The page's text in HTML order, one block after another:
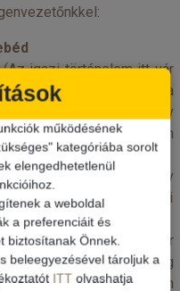
igazi történelem itt vár
az érzelmeknek ezen a
erővel hat, hogy
a világot alapjaiban
One World Observatory
kilátója a város déli
és a Szabadság-szobor
partján Brooklyn, míg
Jersey City fényeiben
működésének
kategóriába sorolt
elengedhetetlenül
a weboldal
a preferenciáit és
biztosítanak Önnek.
beleegyezésével tároljuk a
ITT olvashatja